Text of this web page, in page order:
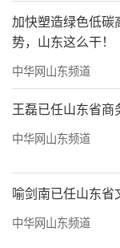
土拍热度
所降温，三季
月受个别地块
核心城市土拍
城平均溢价率
州、成都部分
根据中指
公告的10月
达约180亿元
加快塑造绿色低碳
势，山东这么干！
中华网山东频道
王磊已任山东省商
中华网山东频道
喻剑南已任山东
中华网山东频道